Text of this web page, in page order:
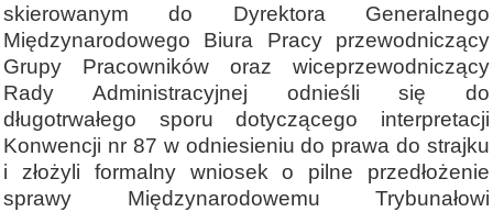
skierowanym do Dyrektora Generalnego
Międzynarodowego Biura Pracy przewodniczący
Grupy Pracowników oraz wiceprzewodniczący
Rady Administracyjnej odnieśli się do
długotrwałego sporu dotyczącego interpretacji
Konwencji nr 87 w odniesieniu do prawa do strajku
i złożyli formalny wniosek o pilne przedłożenie
sprawy Międzynarodowemu Trybunałowi